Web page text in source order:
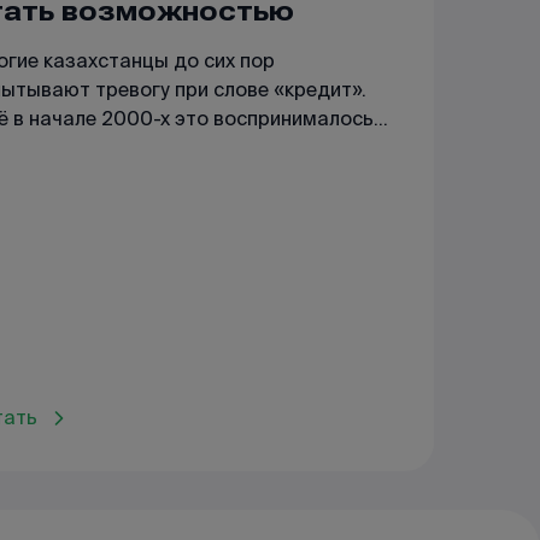
возможностью
казахстанцы до сих пор
тревогу при слове «кредит».
в начале 2000-х это воспринималось